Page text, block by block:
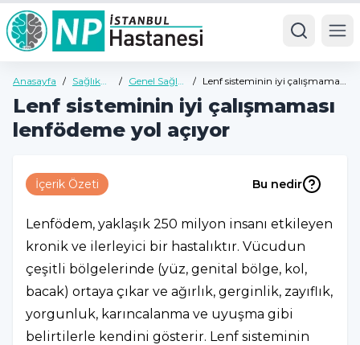
Anasayfa / Sağlık
/
Genel Sağlık
/
Lenf sisteminin iyi çalışmaması
Lenf sisteminin iyi çalışmaması
lenfödeme yol açıyor
İçerik Özeti Bu nedir
Lenfödem, yaklaşık 250 milyon insanı etkileyen
kronik ve ilerleyici bir hastalıktır. Vücudun
çeşitli bölgelerinde (yüz, genital bölge, kol,
bacak) ortaya çıkar ve ağırlık, gerginlik, zayıflık,
yorgunluk, karıncalanma ve uyuşma gibi
belirtilerle kendini gösterir. Lenf sisteminin